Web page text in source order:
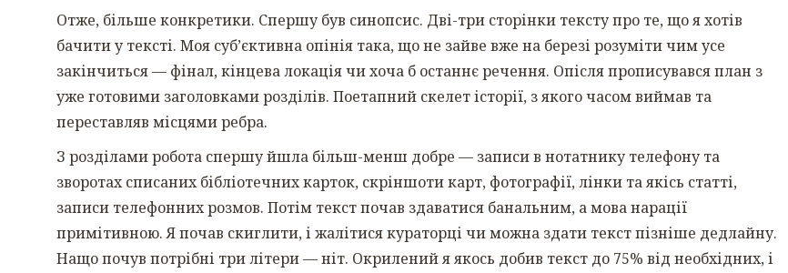
Отже, більше конкретики. Спершу був синопсис. Дві-три сторінки тексту про те, що я хотів
бачити у тексті. Моя суб’єктивна опінія така, що не зайве вже на березі розуміти чим усе
закінчиться — фінал, кінцева локація чи хоча б останнє речення. Опісля прописувався план з
уже готовими заголовками розділів. Поетапний скелет історії, з якого часом виймав та
переставляв місцями ребра.
З розділами робота спершу йшла більш-менш добре — записи в нотатнику телефону та
зворотах списаних бібліотечних карток, скріншоти карт, фотографії, лінки та якісь статті,
записи телефонних розмов. Потім текст почав здаватися банальним, а мова нарації
примітивною. Я почав скиглити, і жалітися кураторці чи можна здати текст пізніше дедлайну.
Нащо почув потрібні три літери — ніт. Окрилений я якось добив текст до 75% від необхідних, і